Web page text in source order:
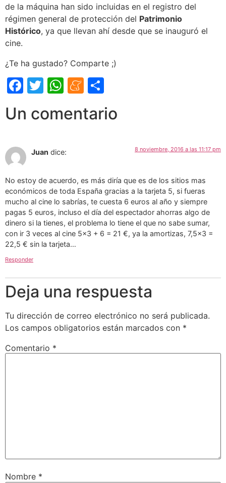
de la máquina han sido incluidas en el registro del
régimen general de protección del Patrimonio
Histórico, ya que llevan ahí desde que se inauguró el
cine.
¿Te ha gustado? Comparte ;)
Facebook
Twitter
WhatsApp
Meneame
Un comentario
Juan dice: 8 noviembre, 2016 a las 11:17 pm
No estoy de acuerdo, es más diría que es de los sitios mas
económicos de toda España gracias a la tarjeta 5, si fueras
mucho al cine lo sabrías, te cuesta 6 euros al año y siempre
pagas 5 euros, incluso el día del espectador ahorras algo de
dinero si la tienes, el problema lo tiene el que no sabe sumar,
con ir 3 veces al cine 5×3 + 6 = 21 €, ya la amortizas, 7,5×3 =
22,5 € sin la tarjeta…
Responder
Deja una respuesta
Tu dirección de correo electrónico no será publicada.
Los campos obligatorios están marcados con *
Comentario *
Nombre *